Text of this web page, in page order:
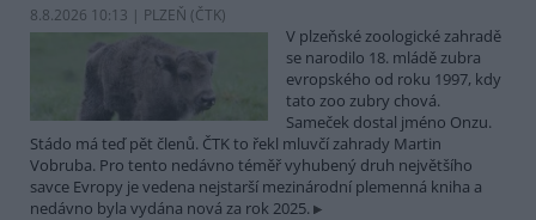
8.8.2026 10:13 | PLZEŇ (ČTK)
V plzeňské zoologické zahradě
se narodilo 18. mládě zubra
evropského od roku 1997, kdy
tato zoo zubry chová.
Sameček dostal jméno Onzu.
Stádo má teď pět členů. ČTK to řekl mluvčí zahrady Martin
Vobruba. Pro tento nedávno téměř vyhubený druh největšího
savce Evropy je vedena nejstarší mezinárodní plemenná kniha a
nedávno byla vydána nová za rok 2025.